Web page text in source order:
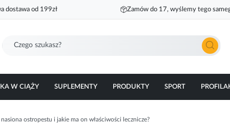
dostawa od 199zł Zamów do 17, wyślemy tego
Szukaj
W CIĄŻY SUPLEMENTY PRODUKTY SPORT
ostropestu i jakie ma on właściwości lecznicze?